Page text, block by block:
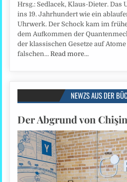
Hrsg.: Sedlacek, Klaus-Dieter.
ins 19. Jahrhundert wie ein
Uhrwerk. Der Schock kam im
dem Aufkommen der
der klassischen Gesetze auf
falschen…Read more…
NEWZS AUS DER
Der Abgrund von